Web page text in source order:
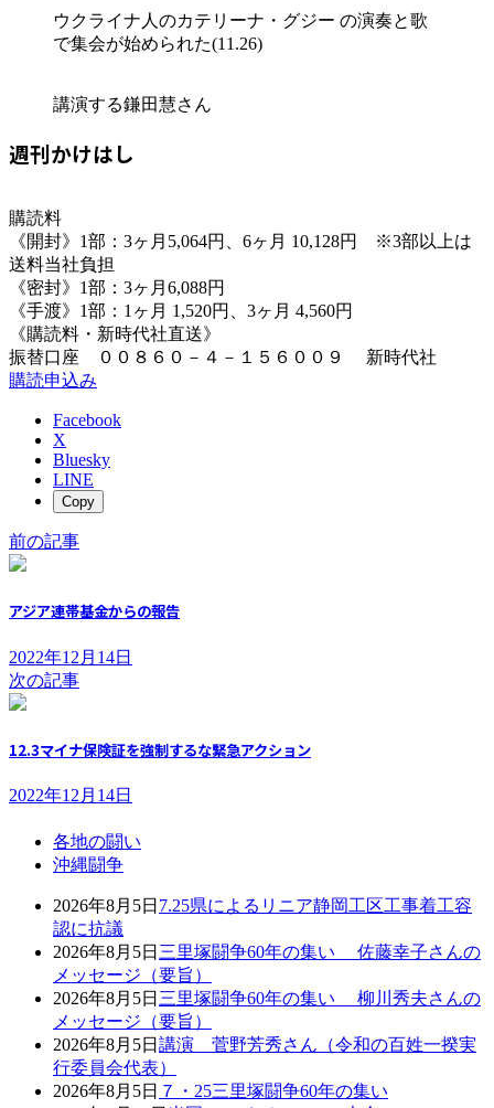
ウクライナ人のカテリーナ・グジー の演奏と歌
で集会が始められた(11.26)
講演する鎌田慧さん
週刊かけはし
購読料
《開封》1部：3ヶ月5,064円、6ヶ月 10,128円 ※3部以上は
送料当社負担
《密封》1部：3ヶ月6,088円
《手渡》1部：1ヶ月 1,520円、3ヶ月 4,560円
《購読料・新時代社直送》
振替口座 ００８６０－４－１５６００９ 新時代社
購読申込み
Facebook
X
Bluesky
LINE
Copy
前の記事
アジア連帯基金からの報告
2022年12月14日
次の記事
12.3マイナ保険証を強制するな緊急アクション
2022年12月14日
各地の闘い
沖縄闘争
2026年8月5日 7.25県によるリニア静岡工区工事着工容
認に抗議
2026年8月5日 三里塚闘争60年の集い 佐藤幸子さんの
メッセージ（要旨）
2026年8月5日 三里塚闘争60年の集い 柳川秀夫さんの
メッセージ（要旨）
2026年8月5日 講演 菅野芳秀さん（令和の百姓一揆実
行委員会代表）
2026年8月5日 ７・25三里塚闘争60年の集い